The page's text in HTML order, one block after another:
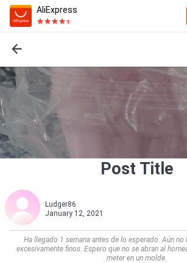
AliExpress
Post Title
Ludger86
January 12, 2021
Ha llegado 1 semana antes de lo esperado. Aún
excesivamente finos. Espero que no se abran al
meter en un molde.